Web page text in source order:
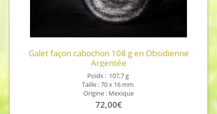
Galet façon cabochon 108 g en Obsidienne
Argentée
Poids : 107,7 g
Taille :70 x 16 mm
Origine : Mexique
72,00€